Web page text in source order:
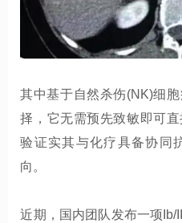
其中基于自然杀伤(NK)细
择，它无需预先致敏即可
验证实其与化疗具备协同
向。
近期，国内团队发布一项